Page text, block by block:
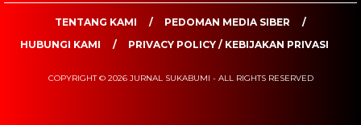
TENTANG KAMI
PEDOMAN MEDIA SIBER
HUBUNGI KAMI
PRIVACY POLICY / KEBIJAKAN PRIVASI
COPYRIGHT © 2026 JURNAL SUKABUMI - ALL RIGHTS RESERVED